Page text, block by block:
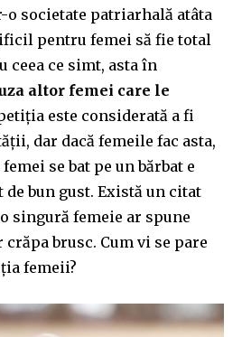
o societate patriarhală atâta
pentru femei să fie total
ceea ce simt, asta în
altor femei care le
este considerată a fi
dar dacă femeile fac asta,
se bat pe un bărbat e
bun gust. Există un citat
singură femeie ar spune
crăpa brusc. Cum vi se pare
femeii?